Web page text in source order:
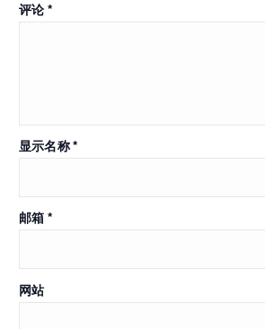
评论*
显示名称*
邮箱*
网站